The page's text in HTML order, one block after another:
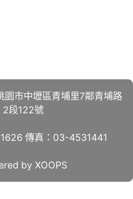
市中壢區青埔里7鄰青埔路
2段122號
傳真：03-4531441
by XOOPS